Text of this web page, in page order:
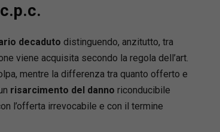
decaduto distinguendo, anzitutto, tra
viene acquisita secondo la regola dell’art.
mentre la differenza tra quanto offerto e
risarcimento del danno riconducibile
l’offerta irrevocabile e con il termine